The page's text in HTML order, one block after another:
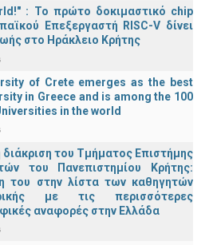
: Το πρώτο δοκιμαστικό chip
Επεξεργαστή RISC-V δίνει
στο Ηράκλειο Κρήτης
of Crete emerges as the best
in Greece and is among the 100
in the world
διάκριση του Τμήματος Επιστήμης
του Πανεπιστημίου Κρήτης:
του στην λίστα των καθηγητών
με τις περισσότερες
αναφορές στην Ελλάδα